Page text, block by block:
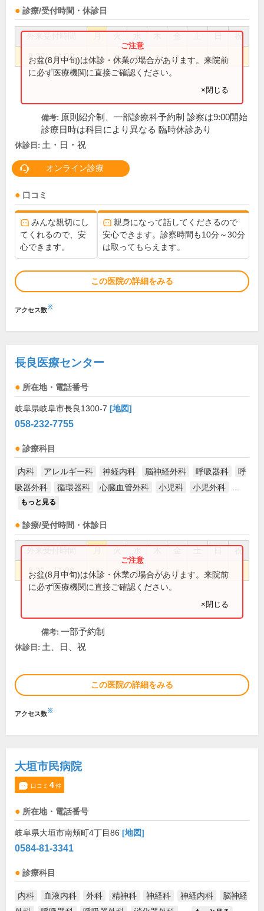
診療/受付時間・休診日
祝
8:30～11:00 ● ● ● ● ●
お盆(8月中旬)は休診・休業の場合があります。来院前
に必ず医療機関に直接ご確認ください。
×閉じる
備考: 原則紹介制、一部診療科予約制 診察は9:00開始
診療日時は科目により異なる 臨時休診あり
休診日: 土・日・祝
オンライン診療
口コミ
みんな親切にし
てくれるので、安
心できます。
親身になって話してくださるので
安心できます。診察時間も10分～30分
は取ってもらえます。
この医院の詳細をみる
アクセス数※
長良医療センター
所在地・電話番号
岐阜県岐阜市長良1300-7 [地図]
058-232-7755
診療科目
内科 アレルギー科 神経内科 脳神経外科 呼吸器科
呼
吸器外科
循環器科 心臓血管外科 小児科 小児外科
もっと見る
診療/受付時間・休診日
祝
8:30～11:00 ● ● ● ● ●
お盆(8月中旬)は休診・休業の場合があります。来院前
に必ず医療機関に直接ご確認ください。
×閉じる
備考: 一部予約制
休診日: 土、日、祝
この医院の詳細をみる
アクセス数※
大垣市民病院
口コミ 4件
所在地・電話番号
岐阜県大垣市南頬町4丁目86 [地図]
0584-81-3341
診療科目
内科 血液内科 外科 精神科 神経科 神経内科
脳神経